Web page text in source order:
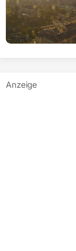
Anzeige